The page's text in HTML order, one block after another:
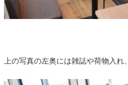
上の写真の左奥には雑誌や荷物入れ、